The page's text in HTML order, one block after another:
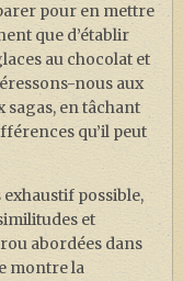
pour en mettre
que d’établir
au chocolat et
nous aux
sagas, en tâchant
qu’il peut
exhaustif possible,
et
abordées dans
montre la